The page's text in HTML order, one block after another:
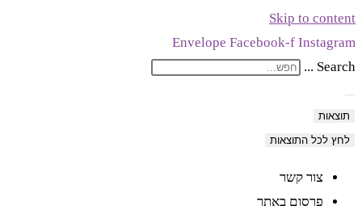
Skip to content
Envelope Facebook-f Instagram
Search ...
תוצאות
לחץ לכל התוצאות
צור קשר
פרסום באתר